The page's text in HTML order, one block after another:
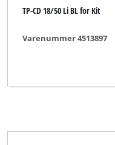
TP-CD 18/50 Li BL for Kit
Varenummer 4513897